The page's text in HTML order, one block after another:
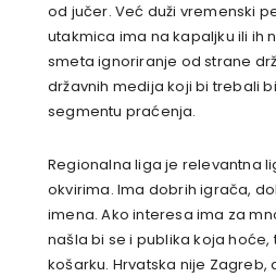
od jučer. Već duži vremenski
utakmica ima na kapaljku ili ih
smeta ignoriranje od strane
državnih medija koji bi trebali
segmentu praćenja.
Regionalna liga je relevantna
okvirima. Ima dobrih igrača,
imena. Ako interesa ima za
našla bi se i publika koja hoće,
košarku. Hrvatska nije